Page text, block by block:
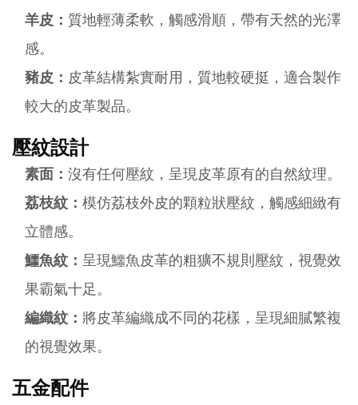
羊皮： 質地輕薄柔軟，觸感滑順，帶有天然的光澤
感。
豬皮： 皮革結構紮實耐用，質地較硬挺，適合製作
較大的皮革製品。
壓紋設計
素面： 沒有任何壓紋，呈現皮革原有的自然紋理。
荔枝紋： 模仿荔枝外皮的顆粒狀壓紋，觸感細緻有
立體感。
鱷魚紋： 呈現鱷魚皮革的粗獷不規則壓紋，視覺效
果霸氣十足。
編織紋： 將皮革編織成不同的花樣，呈現細膩繁複
的視覺效果。
五金配件